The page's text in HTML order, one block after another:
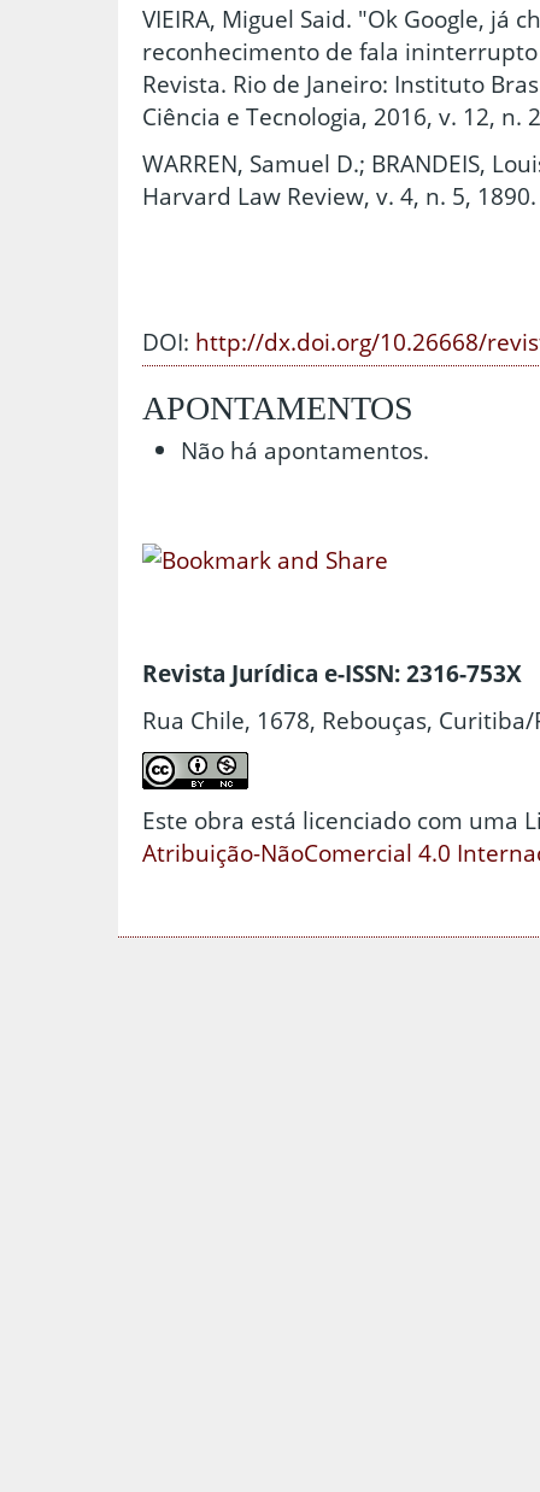
VIEIRA, Miguel Said. "Ok Google, já
reconhecimento de fala
Revista. Rio de Janeiro: Instituto
Ciência e Tecnologia, 2016, v. 12, n.
WARREN, Samuel D.; BRANDEIS,
Harvard Law Review, v. 4, n. 5, 1890.
DOI: http://dx.doi.org/10.26668/
APONTAMENTOS
Não há apontamentos.
Revista Jurídica e-ISSN: 2316-753X
Rua Chile, 1678, Rebouças, Curitiba/
Este obra está licenciado com uma
Atribuição-NãoComercial 4.0